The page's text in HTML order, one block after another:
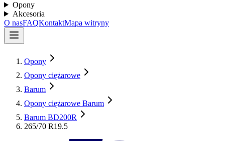
Opony
Akcesoria
O nasFAQKontaktMapa witryny
Opony
Opony ciężarowe
Barum
Opony ciężarowe Barum
Barum BD200R
265/70 R19.5